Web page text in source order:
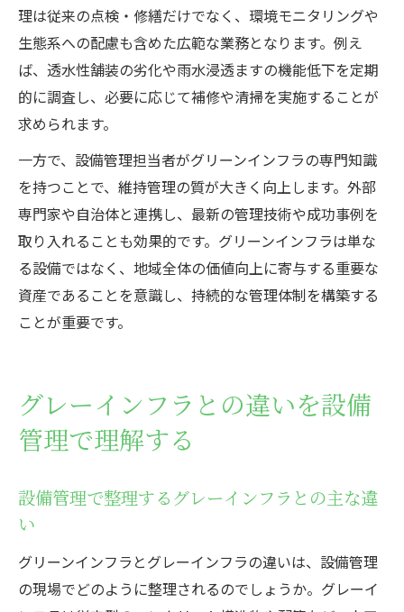
理は従来の点検・修繕だけでなく、環境モニタリングや
生態系への配慮も含めた広範な業務となります。例え
ば、透水性舗装の劣化や雨水浸透ますの機能低下を定期
的に調査し、必要に応じて補修や清掃を実施することが
求められます。
一方で、設備管理担当者がグリーンインフラの専門知識
を持つことで、維持管理の質が大きく向上します。外部
専門家や自治体と連携し、最新の管理技術や成功事例を
取り入れることも効果的です。グリーンインフラは単な
る設備ではなく、地域全体の価値向上に寄与する重要な
資産であることを意識し、持続的な管理体制を構築する
ことが重要です。
グレーインフラとの違いを設備
管理で理解する
設備管理で整理するグレーインフラとの主な違
い
グリーンインフラとグレーインフラの違いは、設備管理
の現場でどのように整理されるのでしょうか。グレーイ